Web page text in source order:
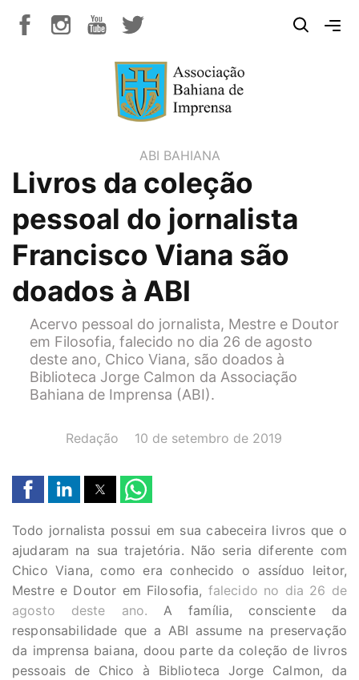
ABI BAHIANA
Livros da coleção
pessoal do jornalista
Francisco Viana são
doados à ABI
Acervo pessoal do jornalista, Mestre e Doutor
em Filosofia, falecido no dia 26 de agosto
deste ano, Chico Viana, são doados à
Biblioteca Jorge Calmon da Associação
Bahiana de Imprensa (ABI).
AUTOR(A):
Redação DATA:
10 de setembro de 2019
Todo jornalista possui em sua cabeceira livros que o
ajudaram na sua trajetória. Não seria diferente com
Chico Viana, como era conhecido o assíduo leitor,
Mestre e Doutor em Filosofia, falecido no dia 26 de
agosto deste ano. A família, consciente da
responsabilidade que a ABI assume na preservação
da imprensa baiana, doou parte da coleção de livros
pessoais de Chico à Biblioteca Jorge Calmon, da